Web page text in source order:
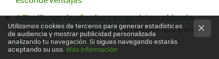
A 31 millones de años luz y en un sistema binario:
este es el descubrimiento de un exoplaneta a una
distancia nunca vista
Utilizamos cookies de terceros para generar estadísticas
de audiencia y mostrar publicidad personalizada
analizando tu navegación. Si sigues navegando estarás
aceptando su uso. Más información